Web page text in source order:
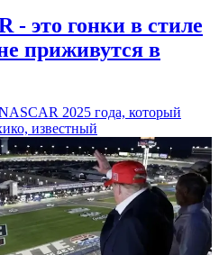
- это гонки в стиле
приживутся в
2025 года, который
известный